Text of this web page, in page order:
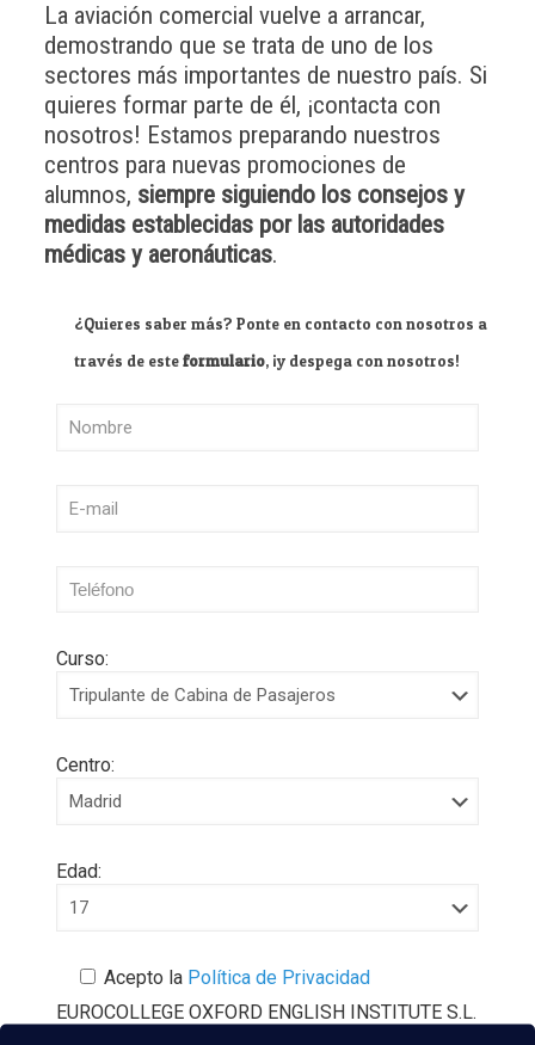
La aviación comercial vuelve a arrancar,
demostrando que se trata de uno de los
sectores más importantes de nuestro país. Si
quieres formar parte de él, ¡contacta con
nosotros! Estamos preparando nuestros
centros para nuevas promociones de
alumnos, siempre siguiendo los consejos y
medidas establecidas por las autoridades
médicas y aeronáuticas.
¿Quieres saber más? Ponte en contacto con nosotros a
través de esteformulario, ¡y despega con nosotros!
Curso:
Centro:
Edad:
Acepto laPolítica de Privacidad
EUROCOLLEGE OXFORD ENGLISH INSTITUTE S.L.